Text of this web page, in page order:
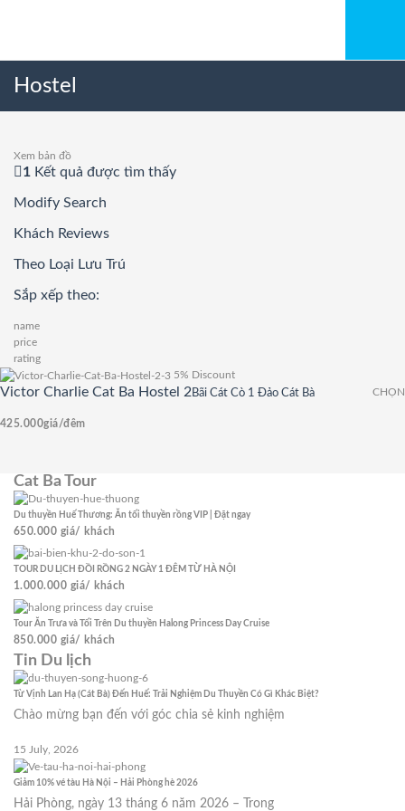
Hostel
Xem bản đồ
1 Kết quả được tìm thấy
Modify Search
Khách Reviews
Theo Loại Lưu Trú
Sắp xếp theo:
name
price
rating
5% Discount
CHỌN
Victor Charlie Cat Ba Hostel 2 Bãi Cát Cò 1 Đảo Cát Bà
425.000giá/đêm
Cat Ba Tour
Du thuyền Huế Thương: Ăn tối thuyền rồng VIP | Đặt ngay
650.000 giá/ khách
TOUR DU LỊCH ĐỒI RỒNG 2 NGÀY 1 ĐÊM TỪ HÀ NỘI
1.000.000 giá/ khách
Tour Ăn Trưa và Tối Trên Du thuyền Halong Princess Day Cruise
850.000 giá/ khách
Tin Du lịch
Từ Vịnh Lan Hạ (Cát Bà) Đến Huế: Trải Nghiệm Du Thuyền Có Gì Khác Biệt?
Chào mừng bạn đến với góc chia sẻ kinh nghiệm
15 July, 2026
Giảm 10% vé tàu Hà Nội – Hải Phòng hè 2026
Hải Phòng, ngày 13 tháng 6 năm 2026 – Trong